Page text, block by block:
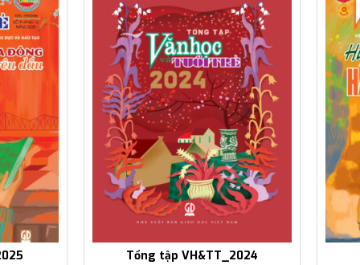
Tổng tập VH&TT_2024